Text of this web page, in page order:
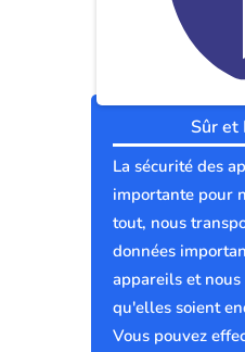
Sûr et
La sécurité des
importante pour
tout, nous
données
appareils et
qu'elles soient
Vous pouvez